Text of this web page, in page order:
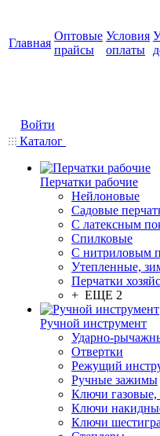
Главная
Оптовые
прайсы
Условия
оплаты
Войти
Каталог
Перчатки рабочие
Нейлоновые
Садовые
С латексным
Cпилковые
С нитриловым
Утепленные,
Перчатки
+ ЕЩЕ 2
Ручной инструмент
Ударно-
Отвертки
Режущий
Ручные зажимы
Ключи газовые,
Ключи
Ключи